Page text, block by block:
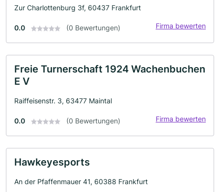
Zur Charlottenburg 3f, 60437 Frankfurt
0.0 (0 Bewertungen) Firma bewerten
Freie Turnerschaft 1924 Wachenbuchen
E V
Raiffeisenstr. 3, 63477 Maintal
0.0 (0 Bewertungen) Firma bewerten
Hawkeyesports
An der Pfaffenmauer 41, 60388 Frankfurt